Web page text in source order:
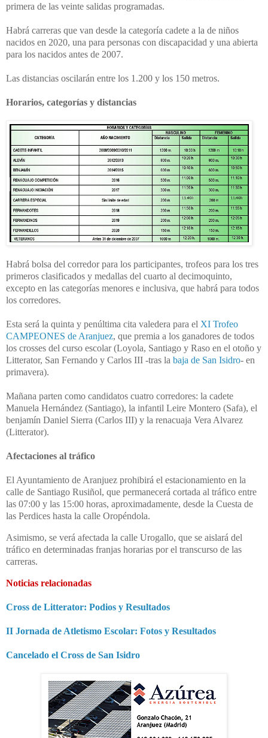
primera de las veinte salidas programadas.
Habrá carreras que van desde la categoría cadete a la de niños
nacidos en 2020, una para personas con discapacidad y una abierta
para los nacidos antes de 2007.
Las distancias oscilarán entre los 1.200 y los 150 metros.
Horarios, categorías y distancias
Habrá bolsa del corredor para los participantes, trofeos para los tres
primeros clasificados y medallas del cuarto al decimoquinto,
excepto en las categorías menores e inclusiva, que habrá para todos
los corredores.
Esta será la quinta y penúltima cita valedera para el XI Trofeo
CAMPEONES de Aranjuez, que premia a los ganadores de todos
los crosses del curso escolar (Loyola, Santiago y Raso en el otoño y
Litterator, San Fernando y Carlos III -tras la baja de San Isidro- en
primavera).
Mañana parten como candidatos cuatro corredores: la cadete
Manuela Hernández (Santiago), la infantil Leire Montero (Safa), el
benjamín Daniel Sierra (Carlos III) y la renacuaja Vera Alvarez
(Litterator).
Afectaciones al tráfico
El Ayuntamiento de Aranjuez prohibirá el estacionamiento en la
calle de Santiago Rusiñol, que permanecerá cortada al tráfico entre
las 07:00 y las 15:00 horas, aproximadamente, desde la Cuesta de
las Perdices hasta la calle Oropéndola.
Asimismo, se verá afectada la calle Urogallo, que se aislará del
tráfico en determinadas franjas horarias por el transcurso de las
carreras.
Noticias relacionadas
Cross de Litterator: Podios y Resultados
II Jornada de Atletismo Escolar: Fotos y Resultados
Cancelado el Cross de San Isidro